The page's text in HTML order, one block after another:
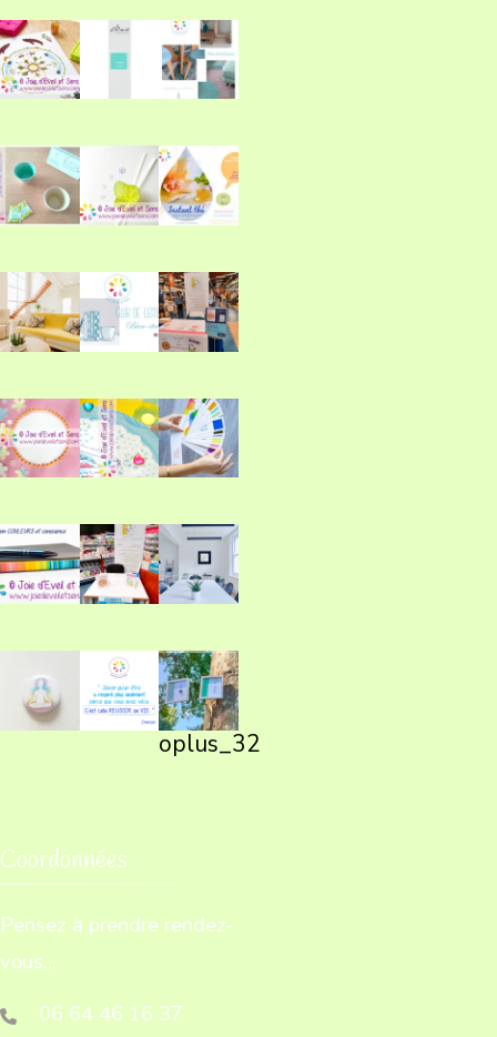
oplus_32
Coordonnées
Pensez à prendre rendez-
vous...
06 64 46 16 37